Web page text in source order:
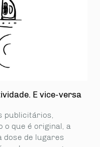
E vice-versa
publicitários,
o que é original, a
dose de lugares